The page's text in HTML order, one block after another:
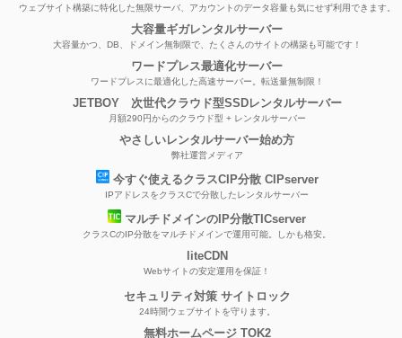
ウェブサイト構築に特化した無限サーバ、アカウントのデータ容量も気にせず利用できます。
大容量ギガレンタルサーバー
大容量かつ、DB、ドメイン無制限で、たくさんのサイトの構築も可能です！
ワードプレス最適化サーバー
ワードプレスに最適化した高速サーバー。転送量無制限！
JETBOY 次世代クラウド型SSDレンタルサーバー
月額290円からのクラウド型 + レンタルサーバー
やさしいレンタルサーバー始め方
弊社運営メディア
今すぐ使えるクラスCIP分散 CIPserver
IPアドレスをクラスCで分散したレンタルサーバー
マルチドメインのIP分散TICserver
クラスCのIP分散をマルチドメインで運用可能。しかも格安。
liteCDN
Webサイトの安定運用を保証！
セキュリティ対策 サイトロック
24時間ウェブサイトを守ります。
無料ホームページ TOK2